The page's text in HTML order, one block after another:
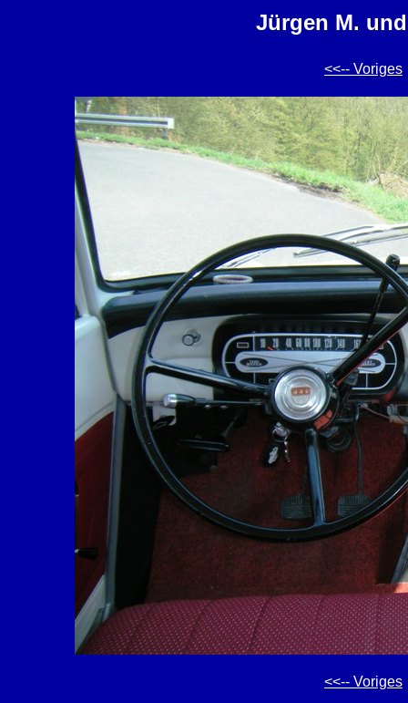
Jürgen M.
<<-- Voriges
<<-- Voriges